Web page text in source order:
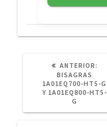
ANTERIOR:
BISAGRAS
1A01EQ700-HT5-G
Y 1A01EQ800-HT5-
G